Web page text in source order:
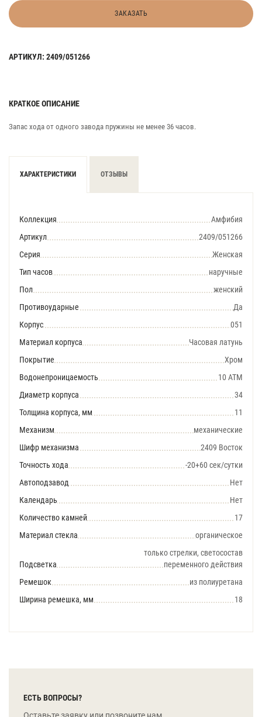
ЗАКАЗАТЬ
АРТИКУЛ: 2409/051266
КРАТКОЕ ОПИСАНИЕ
Запас хода от одного завода пружины не менее 36 часов.
ХАРАКТЕРИСТИКИ ОТЗЫВЫ
Коллекция
Амфибия
Артикул
2409/051266
Серия
Женская
Тип часов
наручные
Пол
женский
Противоударные
Да
Корпус
051
Материал корпуса
Часовая латунь
Покрытие
Хром
Водонепроницаемость
10 АТМ
Диаметр корпуса
34
Толщина корпуса, мм
11
Механизм
механические
Шифр механизма
2409 Восток
Точность хода
-20+60 сек/сутки
Автоподзавод
Нет
Календарь
Нет
Количество камней
17
Материал стекла
органическое
Подсветка
только стрелки, светосостав
переменного действия
Ремешок
из полиуретана
Ширина ремешка, мм
18
ЕСТЬ ВОПРОСЫ?
Оставьте заявку или позвоните нам